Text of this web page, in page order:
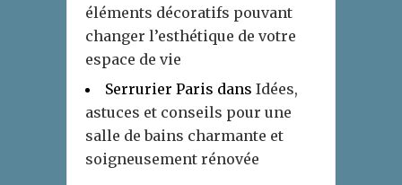
éléments décoratifs pouvant
changer l’esthétique de votre
espace de vie
Serrurier Paris dans Idées,
astuces et conseils pour une
salle de bains charmante et
soigneusement rénovée